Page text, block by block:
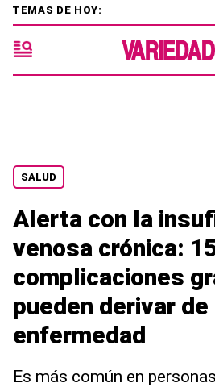
SALUD
Alerta con la
venosa crónica:
complicaciones
pueden derivar
enfermedad
Es más común en
TEMAS DE HOY: